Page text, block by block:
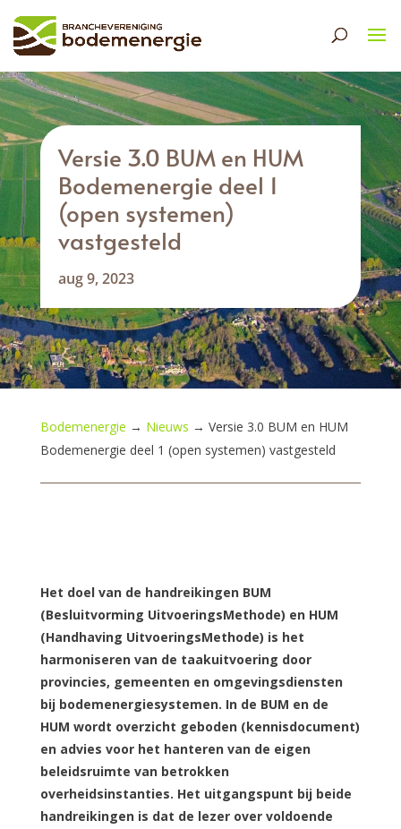
Versie 3.0 BUM en HUM
Bodemenergie deel 1
(open systemen)
vastgesteld
aug 9, 2023
Bodemenergie → Nieuws → Versie 3.0 BUM en HUM
Bodemenergie deel 1 (open systemen) vastgesteld
Het doel van de handreikingen BUM
(Besluitvorming UitvoeringsMethode) en HUM
(Handhaving UitvoeringsMethode) is het
harmoniseren van de taakuitvoering door
provincies, gemeenten en omgevingsdiensten
bij bodemenergiesystemen. In de BUM en de
HUM wordt overzicht geboden (kennisdocument)
en advies voor het hanteren van de eigen
beleidsruimte van betrokken
overheidsinstanties. Het uitgangspunt bij beide
handreikingen is dat de lezer over voldoende